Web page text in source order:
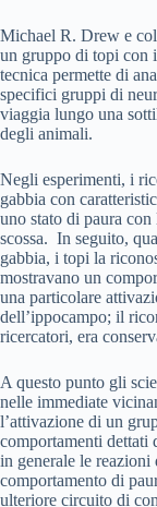
Michael R. Drew e
un gruppo di topi con
tecnica permette di
specifici gruppi di
viaggia lungo una
degli animali.
Negli esperimenti, i
gabbia con
uno stato di paura
scossa. In seguito,
gabbia, i topi la
mostravano un
una particolare
dell’ippocampo; il
ricercatori, era
A questo punto gli
nelle immediate
l’attivazione di un
comportamenti dettati
in generale le
comportamento di
ulteriore circuito di